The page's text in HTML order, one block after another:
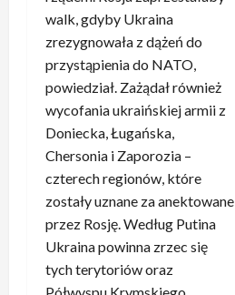
walk, gdyby Ukraina
zrezygnowała z dążeń do
przystąpienia do NATO,
powiedział. Zażądał również
wycofania ukraińskiej armii z
Doniecka, Ługańska,
Chersonia i Zaporozia –
czterech regionów, które
zostały uznane za anektowane
przez Rosję. Według Putina
Ukraina powinna zrzec się
tych terytoriów oraz